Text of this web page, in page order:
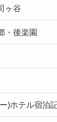
ヶ谷
・後楽園
)ホテル宿泊